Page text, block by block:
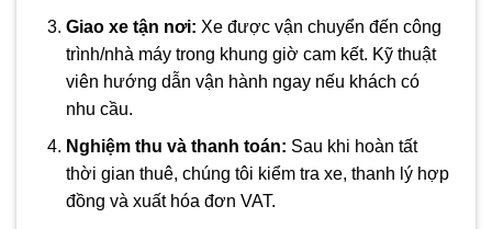
Giao xe tận nơi: Xe được vận chuyển đến công
trình/nhà máy trong khung giờ cam kết. Kỹ thuật
viên hướng dẫn vận hành ngay nếu khách có
nhu cầu.
Nghiệm thu và thanh toán: Sau khi hoàn tất
thời gian thuê, chúng tôi kiểm tra xe, thanh lý hợp
đồng và xuất hóa đơn VAT.